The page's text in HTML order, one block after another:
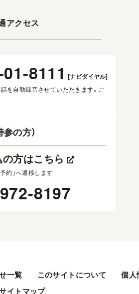
アクセス
8111 [ナビダイヤル]
を自動録音させていただきます。ご
の方）
方はこちら
約」へ遷移します
8197
一覧 このサイトについて 個人
イトマップ